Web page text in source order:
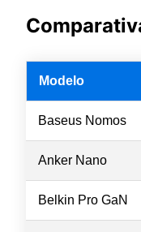
Modelo
Baseus Nomos
Anker Nano
Belkin Pro GaN